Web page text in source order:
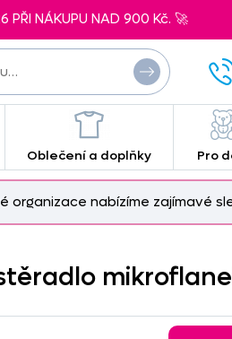
PŘI NÁKUPU NAD 900 Kč. 🚀
Oblečení a doplňky Pro
nabízíme zajímavé